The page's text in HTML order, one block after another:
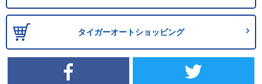
タイガーオートショッピング